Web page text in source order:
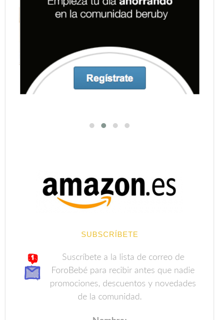
SUBSCRÍBETE
Suscríbete a la lista de correo de
ForoBebé para recibir antes que nadie
promociones, descuentos y novedades
de la comunidad.